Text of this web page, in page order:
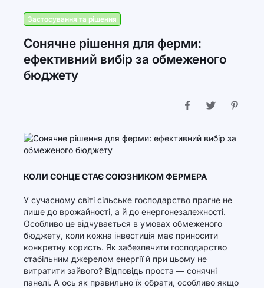
Застосування та рішення
Сонячне рішення для ферми:
ефективний вибір за обмеженого
бюджету
КОЛИ СОНЦЕ СТАЄ СОЮЗНИКОМ ФЕРМЕРА
У сучасному світі сільське господарство прагне не
лише до врожайності, а й до енергонезалежності.
Особливо це відчувається в умовах обмеженого
бюджету, коли кожна інвестиція має приносити
конкретну користь. Як забезпечити господарство
стабільним джерелом енергії й при цьому не
витратити зайвого? Відповідь проста — сонячні
панелі. А ось як правильно їх обрати, особливо якщо